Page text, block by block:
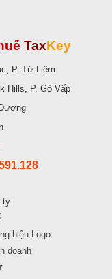
TaxKey
P. Từ Liêm
Hills, P. Gò Vấp
ty
hiệu Logo
doanh